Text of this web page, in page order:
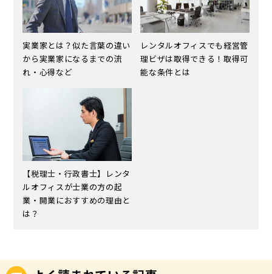
実業家とは？似た言葉の違い
から実業家になるまでの流
れ・心得など
レンタルオフィスでも経営管
理ビザは取得できる！取得可
能な条件とは
【税理士・行政書士】レンタ
ルオフィスが士業の方の起
業・開業におすすめの理由と
は？